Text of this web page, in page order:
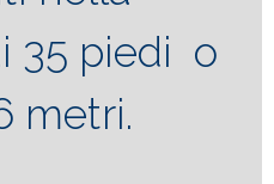
35 piedi o
metri.